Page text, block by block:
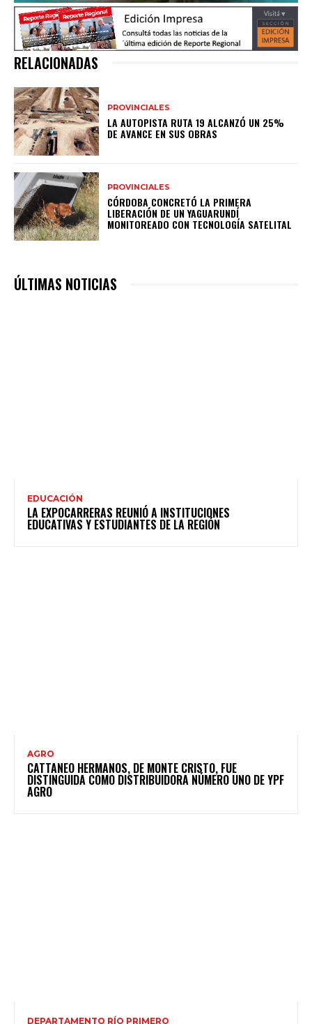
RELACIONADAS
PROVINCIALES
LA AUTOPISTA RUTA 19 ALCANZÓ UN 25%
DE AVANCE EN SUS OBRAS
PROVINCIALES
CÓRDOBA CONCRETÓ LA PRIMERA
LIBERACIÓN DE UN YAGUARUNDÍ
MONITOREADO CON TECNOLOGÍA SATELITAL
ÚLTIMAS NOTICIAS
EDUCACIÓN
LA EXPOCARRERAS REUNIÓ A INSTITUCIONES
EDUCATIVAS Y ESTUDIANTES DE LA REGIÓN
AGRO
CATTANEO HERMANOS, DE MONTE CRISTO, FUE
DISTINGUIDA COMO DISTRIBUIDORA NÚMERO UNO DE YPF
AGRO
DEPARTAMENTO RÍO PRIMERO